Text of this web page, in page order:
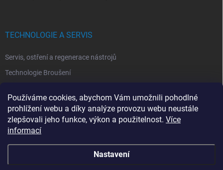
Používáme cookies, abychom Vám umožnili pohodlné
prohlížení webu a díky analýze provozu webu neustále
zlepšovali jeho funkce, výkon a použitelnost. Více
informací
Nastavení
TECHNOLOGIE A SERVIS
Servis, ostření a regenerace nástrojů
Technologie Broušení
Technologie Laserová Ablace